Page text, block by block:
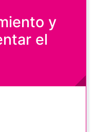
y
el